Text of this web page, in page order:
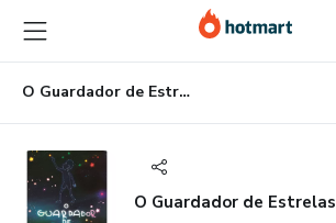
para
o
conteúdo
principal
para
o
pagamento
para
o
rodapé
O Guardador de Estrelas
O Guardador de Estrelas